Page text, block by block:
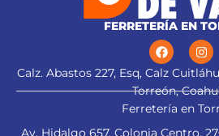
FERRETERÍA EN
Calz. Abastos 227, Esq, Calz
Torreón,
Ferretería en
Av. Hidalgo 657, Colonia Centro,